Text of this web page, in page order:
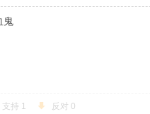
鬼
支持 1 反对 0